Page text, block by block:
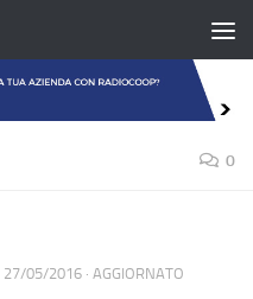
0
27/05/2016 · AGGIORNATO